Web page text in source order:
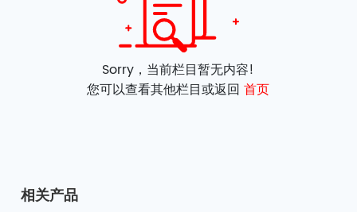
Sorry，当前栏目暂无内容!
您可以查看其他栏目或返回首页
相关产品